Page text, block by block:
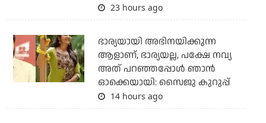
23 hours ago
ഭാര്യയായി അഭിനയിക്കുന്ന
ആളാണ്, ഭാര്യയല്ല, പക്ഷേ നവ്യ
അത് പറഞ്ഞപ്പോള്‍ ഞാന്‍
ഓക്കെയായി: സൈജു കുറുപ്പ്
14 hours ago